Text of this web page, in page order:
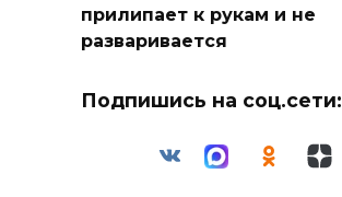
прилипает к рукам и не
разваривается
Подпишись на соц.сети: